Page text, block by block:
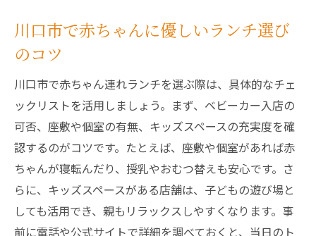
川口市で赤ちゃんに優しいランチ選び
のコツ
川口市で赤ちゃん連れランチを選ぶ際は、具体的なチェ
ックリストを活用しましょう。まず、ベビーカー入店の
可否、座敷や個室の有無、キッズスペースの充実度を確
認するのがコツです。たとえば、座敷や個室があれば赤
ちゃんが寝転んだり、授乳やおむつ替えも安心です。さ
らに、キッズスペースがある店舗は、子どもの遊び場と
しても活用でき、親もリラックスしやすくなります。事
前に電話や公式サイトで詳細を調べておくと、当日のト